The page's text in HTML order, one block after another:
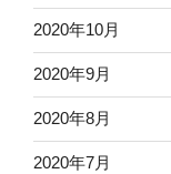
2020年10月
2020年9月
2020年8月
2020年7月